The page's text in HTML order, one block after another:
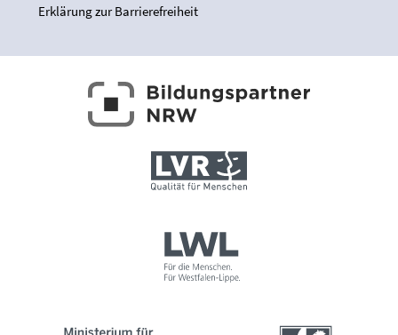
Erklärung zur Barrierefreiheit